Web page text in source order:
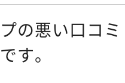
の悪い口コ
す。